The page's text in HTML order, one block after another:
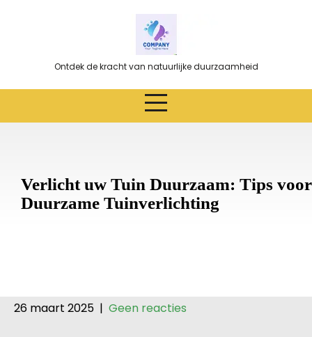
Ontdek de kracht van natuurlijke duurzaamheid
Verlicht uw Tuin Duurzaam: Tips voor
Duurzame Tuinverlichting
26 maart 2025 | Geen reacties